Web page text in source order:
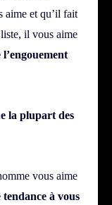
aime et qu’il fait
liste, il vous aime
l’engouement
la plupart des
vous aime
à vous